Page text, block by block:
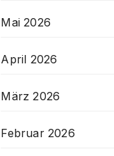
Mai 2026
April 2026
März 2026
Februar 2026